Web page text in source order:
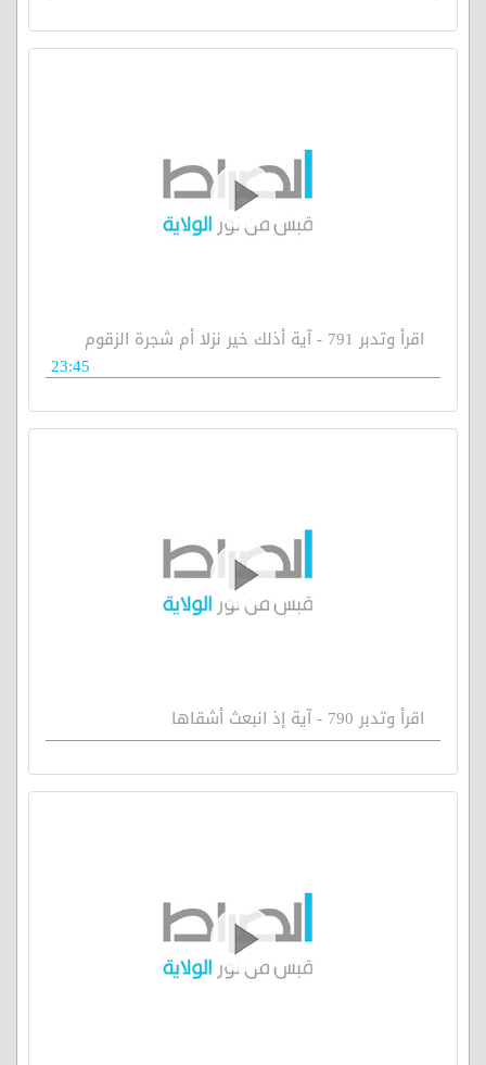
اقرأ وتدبر 791 - آية أذلك خير نزلا أم شجرة الزقوم
23:45
اقرأ وتدبر 790 - آية إذ انبعث أشقاها